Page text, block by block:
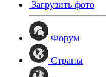
Загрузить фото
Форум
Страны